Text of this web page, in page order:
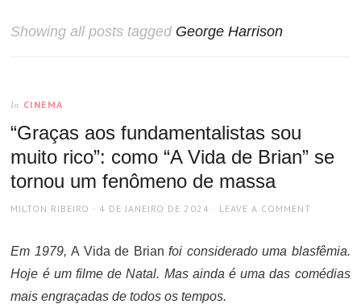
Showing all posts tagged George Harrison
In CINEMA
“Graças aos fundamentalistas sou
muito rico”: como “A Vida de Brian” se
tornou um fenômeno de massa
AUTHOR
MILTON RIBEIRO
POSTED
4 DE JANEIRO DE 2024 LEAVE A COMMENT
Em 1979,A Vida de Brian foi considerado uma blasfêmia.
Hoje é um filme de Natal. Mas ainda é uma das comédias
mais engraçadas de todos os tempos.